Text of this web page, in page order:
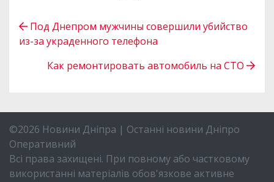
Под Днепром мужчины совершили убийство
из-за украденного телефона
Как ремонтировать автомобиль на СТО
©2026 Новини Дніпра | Останні новини Дніпро
Оперативний
Всі права захищені. При повному або частковому
використанні матеріалів обов'язкове активне